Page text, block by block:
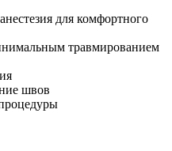
для комфортного
травмированием
швов